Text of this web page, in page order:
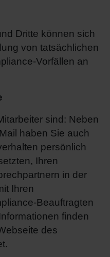
Dritte können sich
von tatsächlichen
Vorfällen an
sind: Neben
haben Sie auch
persönlich
Ihren
in der
Ihren
Beauftragten
finden
des